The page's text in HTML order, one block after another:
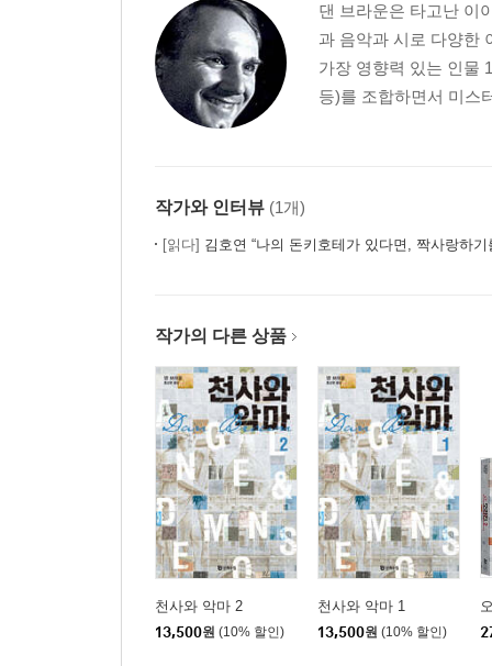
댄 브라운은 타고난 이
과 음악과 시로 다양한
가장 영향력 있는 인물
등)를 조합하면서 미스
작가와 인터뷰 (1개)
[읽다] 김호연 “나의 돈키호테가 있다면, 짝사랑하기
작가의 다른 상품
천사와 악마 2
13,500원 (10% 할인)
천사와 악마 1
13,500원 (10% 할인)